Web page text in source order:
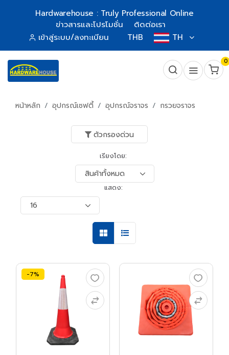
Hardwarehouse : Truly Professional Online
ข่าวสารและโปรโมชั่น
ติดต่อเรา
เข้าสู่ระบบ/ลงทะเบียน
THB TH
0
หน้าหลัก อุปกรณ์เซฟตี้ อุปกรณ์จราจร กรวยจราจร
ตัวกรองด่วน
เรียงโดย:
แสดง:
-7%